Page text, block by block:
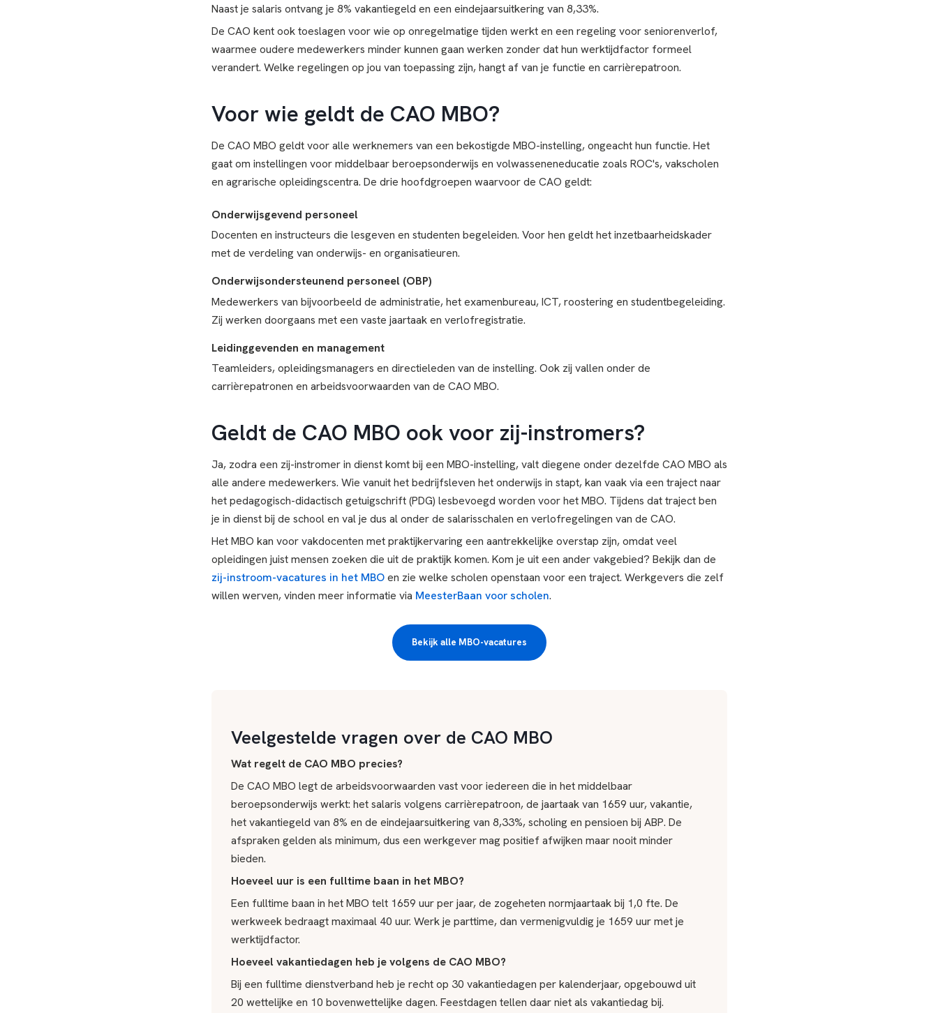
Naast je salaris ontvang je 8% vakantiegeld en een eindejaarsuitkering van 8,33%.
De CAO kent ook toeslagen voor wie op onregelmatige tijden werkt en een regeling voor seniorenverlof,
waarmee oudere medewerkers minder kunnen gaan werken zonder dat hun werktijdfactor formeel
verandert. Welke regelingen op jou van toepassing zijn, hangt af van je functie en carrièrepatroon.
Voor wie geldt de CAO MBO?
De CAO MBO geldt voor alle werknemers van een bekostigde MBO-instelling, ongeacht hun functie. Het
gaat om instellingen voor middelbaar beroepsonderwijs en volwasseneneducatie zoals ROC's, vakscholen
en agrarische opleidingscentra. De drie hoofdgroepen waarvoor de CAO geldt:
Onderwijsgevend personeel
Docenten en instructeurs die lesgeven en studenten begeleiden. Voor hen geldt het inzetbaarheidskader
met de verdeling van onderwijs- en organisatieuren.
Onderwijsondersteunend personeel (OBP)
Medewerkers van bijvoorbeeld de administratie, het examenbureau, ICT, roostering en studentbegeleiding.
Zij werken doorgaans met een vaste jaartaak en verlofregistratie.
Leidinggevenden en management
Teamleiders, opleidingsmanagers en directieleden van de instelling. Ook zij vallen onder de
carrièrepatronen en arbeidsvoorwaarden van de CAO MBO.
Geldt de CAO MBO ook voor zij-instromers?
Ja, zodra een zij-instromer in dienst komt bij een MBO-instelling, valt diegene onder dezelfde CAO MBO als
alle andere medewerkers. Wie vanuit het bedrijfsleven het onderwijs in stapt, kan vaak via een traject naar
het pedagogisch-didactisch getuigschrift (PDG) lesbevoegd worden voor het MBO. Tijdens dat traject ben
je in dienst bij de school en val je dus al onder de salarisschalen en verlofregelingen van de CAO.
Het MBO kan voor vakdocenten met praktijkervaring een aantrekkelijke overstap zijn, omdat veel
opleidingen juist mensen zoeken die uit de praktijk komen. Kom je uit een ander vakgebied? Bekijk dan de
zij-instroom-vacatures in het MBOen zie welke scholen openstaan voor een traject. Werkgevers die zelf
willen werven, vinden meer informatie via MeesterBaan voor scholen.
Bekijk alle MBO-vacatures
Veelgestelde vragen over de CAO MBO
Wat regelt de CAO MBO precies?
De CAO MBO legt de arbeidsvoorwaarden vast voor iedereen die in het middelbaar
beroepsonderwijs werkt: het salaris volgens carrièrepatroon, de jaartaak van 1659 uur, vakantie,
het vakantiegeld van 8% en de eindejaarsuitkering van 8,33%, scholing en pensioen bij ABP. De
afspraken gelden als minimum, dus een werkgever mag positief afwijken maar nooit minder
bieden.
Hoeveel uur is een fulltime baan in het MBO?
Een fulltime baan in het MBO telt 1659 uur per jaar, de zogeheten normjaartaak bij 1,0 fte. De
werkweek bedraagt maximaal 40 uur. Werk je parttime, dan vermenigvuldig je 1659 uur met je
werktijdfactor.
Hoeveel vakantiedagen heb je volgens de CAO MBO?
Bij een fulltime dienstverband heb je recht op 30 vakantiedagen per kalenderjaar, opgebouwd uit
20 wettelijke en 10 bovenwettelijke dagen. Feestdagen tellen daar niet als vakantiedag bij.